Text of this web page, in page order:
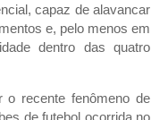
capaz de alavancar
e, pelo menos em
dentro das quatro
o recente fenômeno de
de futebol ocorrida no